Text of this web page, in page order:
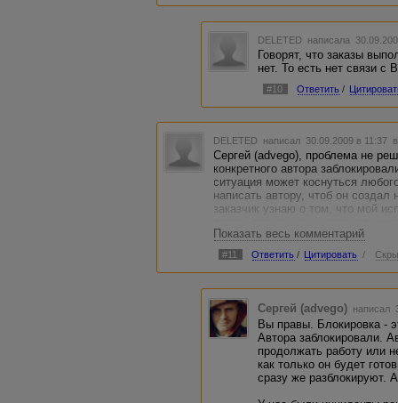
DELETED написала
Говорят, что заказы
нет. То есть нет связи с
#10 Ответить /
DELETED написал 30.09.2009 в 11:37
Сергей (advego), проблема не
конкретного автора
ситуация может коснуться
написать автору, чтоб он создал
заказчик узнаю о том, что мой
участников за передачу личных
будем. Следовательно, как
исполнитель блокирован. При
искать нового исполнителя,
предыдущего исполнителя.
Рассмотрим косвенные
строго следит за показателями
выполненных работ, возврат,
аккаунт автор не улучшит свои
работать только со старыми
автора вряд ли возьмут, т.к.
Показать весь комментарий
#11 Ответить / Цитировать /
Сергей (advego) написал
Вы правы. Блокировка -
Автора заблокировали.
продолжать работу или
как только он будет
сразу же разблокируют.